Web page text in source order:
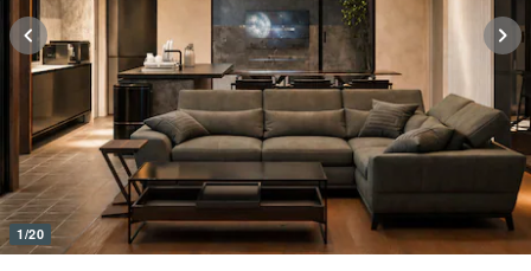
1/20